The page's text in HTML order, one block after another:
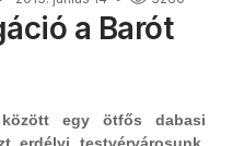
a Barót
egy ötfős dabasi